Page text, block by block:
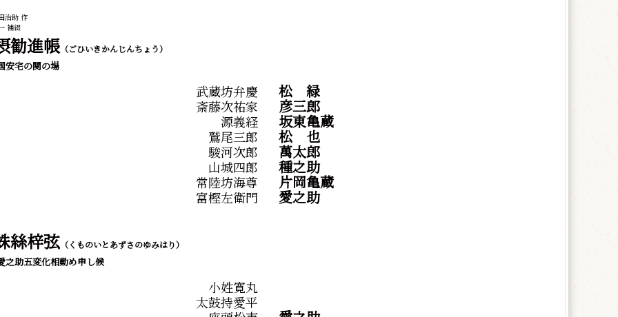
治助 作
補綴
勧進帳（ごひいきかんじんちょう）
安宅の関の場
武蔵坊弁慶
斎藤次祐家
源義経
鷲尾三郎
駿河次郎
山城四郎
常陸坊海尊
富樫左衛門
松 緑
彦三郎
坂東亀蔵
松 也
萬太郎
種之助
片岡亀蔵
愛之助
絲梓弦（くものいとあずさのゆみはり）
之助五変化相勤め申し候
小姓寛丸
太鼓持愛平